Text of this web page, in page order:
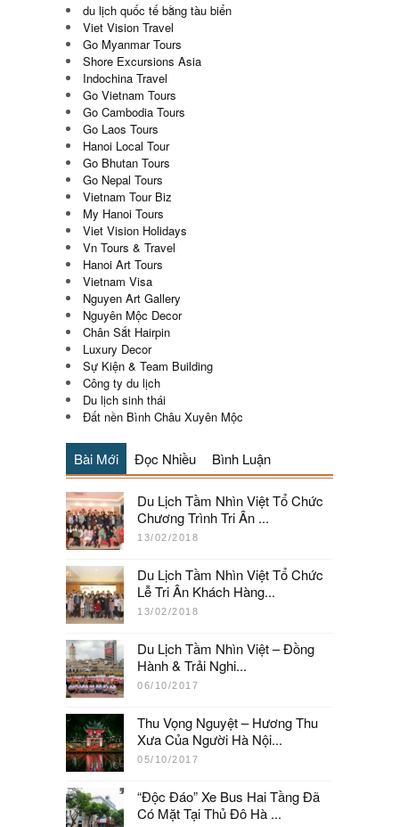
du lịch quốc tế bằng tàu biển
Viet Vision Travel
Go Myanmar Tours
Shore Excursions Asia
Indochina Travel
Go Vietnam Tours
Go Cambodia Tours
Go Laos Tours
Hanoi Local Tour
Go Bhutan Tours
Go Nepal Tours
Vietnam Tour Biz
My Hanoi Tours
Viet Vision Holidays
Vn Tours & Travel
Hanoi Art Tours
Vietnam Visa
Nguyen Art Gallery
Nguyên Mộc Decor
Chân Sắt Hairpin
Luxury Decor
Sự Kiện & Team Building
Công ty du lịch
Du lịch sinh thái
Đất nền Bình Châu Xuyên Mộc
Bài Mới Đọc Nhiều Bình Luận
Du Lịch Tầm Nhìn Việt Tổ Chức
Chương Trình Tri Ân ...
13/02/2018
Du Lịch Tầm Nhìn Việt Tổ Chức
Lễ Tri Ân Khách Hàng...
13/02/2018
Du Lịch Tầm Nhìn Việt – Đồng
Hành & Trải Nghi...
06/10/2017
Thu Vọng Nguyệt – Hương Thu
Xưa Của Người Hà Nội...
05/10/2017
“Độc Đáo” Xe Bus Hai Tầng Đã
Có Mặt Tại Thủ Đô Hà ...